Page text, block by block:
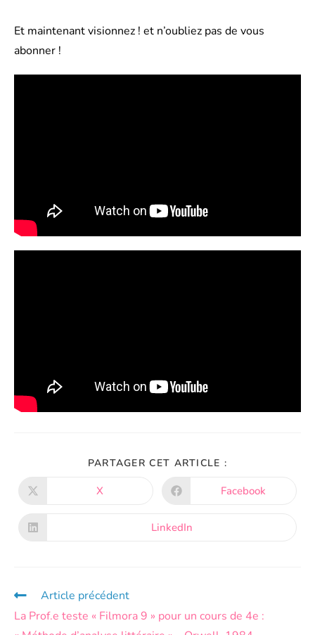
Et maintenant visionnez ! et n’oubliez pas de vous
abonner !
PARTAGER CET ARTICLE :
X Facebook
LinkedIn
Article précédent
La Prof.e teste « Filmora 9 » pour un cours de 4e :